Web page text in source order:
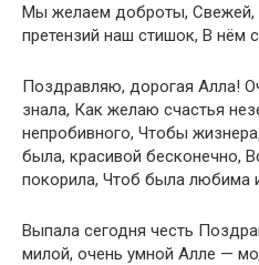
Мы желаем доброты, Свежей,
претензий наш стишок, В нём
Поздравляю, дорогая Алла!
знала, Как желаю счастья
непробивного, Чтобы
была, красивой бесконечно,
покорила, Чтоб была любима
Выпала сегодня честь
милой, очень умной Алле —